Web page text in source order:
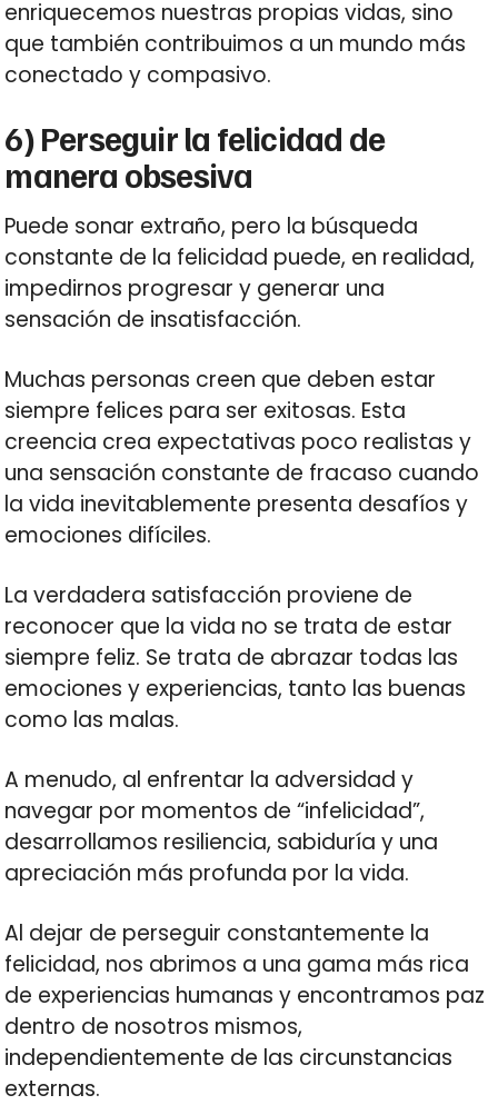
enriquecemos nuestras propias vidas, sino
que también contribuimos a un mundo más
conectado y compasivo.
6) Perseguir la felicidad de
manera obsesiva
Puede sonar extraño, pero la búsqueda
constante de la felicidad puede, en realidad,
impedirnos progresar y generar una
sensación de insatisfacción.
Muchas personas creen que deben estar
siempre felices para ser exitosas. Esta
creencia crea expectativas poco realistas y
una sensación constante de fracaso cuando
la vida inevitablemente presenta desafíos y
emociones difíciles.
La verdadera satisfacción proviene de
reconocer que la vida no se trata de estar
siempre feliz. Se trata de abrazar todas las
emociones y experiencias, tanto las buenas
como las malas.
A menudo, al enfrentar la adversidad y
navegar por momentos de “infelicidad”,
desarrollamos resiliencia, sabiduría y una
apreciación más profunda por la vida.
Al dejar de perseguir constantemente la
felicidad, nos abrimos a una gama más rica
de experiencias humanas y encontramos paz
dentro de nosotros mismos,
independientemente de las circunstancias
externas.